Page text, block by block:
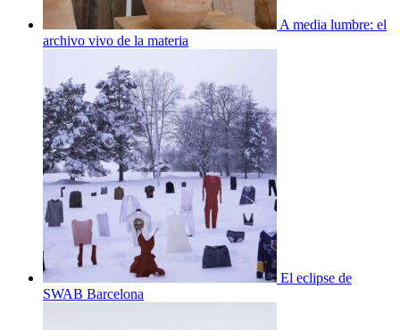
A media lumbre: el
archivo vivo de la materia
El eclipse de
SWAB Barcelona